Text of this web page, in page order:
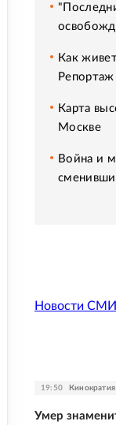
Как
Карта
Москве
Война и
Новости
19:50 Кинократия
Умер